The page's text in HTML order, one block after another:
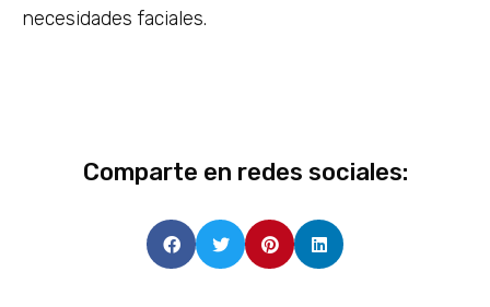
necesidades faciales.
Comparte en redes sociales: